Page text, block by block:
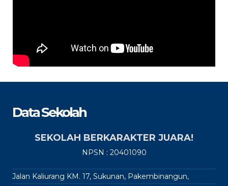
Data Sekolah
SEKOLAH BERKARAKTER JUARA!
NPSN : 20401090
Jalan Kaliurang KM. 17, Sukunan, Pakembinangun,